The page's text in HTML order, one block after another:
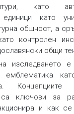
като
единици като
общност, а
контролен
общи
изследването
емблематика
са ключови за
и как